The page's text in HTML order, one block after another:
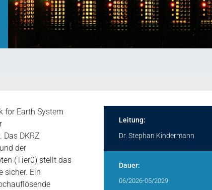
for Earth System
DKRZ
der
(Tier0) stellt das
sicher. Ein
Leitung:
Dr. Stephan Kindermann
Dauer:
06/2026-05/2029